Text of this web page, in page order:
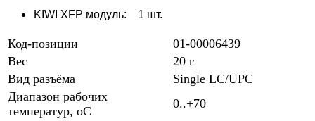
KIWI XFP модуль: 1 шт.
Код-позиции
01-00006439
Вес
20 г
Вид разъёма
Single LC/UPC
Диапазон рабочих
температур, oC
0..+70